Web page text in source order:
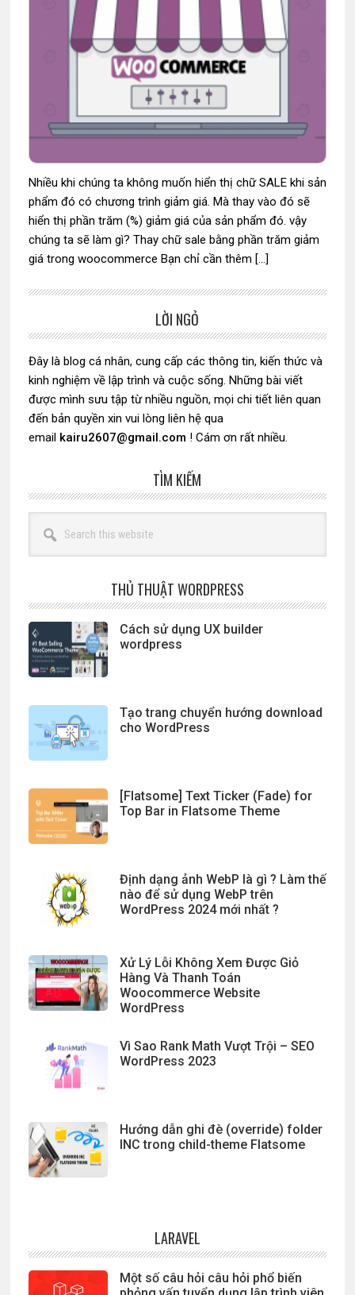
Nhiều khi chúng ta không muốn hiển thị chữ SALE khi sản
phẩm đó có chương trình giảm giá. Mà thay vào đó sẽ
hiển thị phần trăm (%) giảm giá của sản phẩm đó. vậy
chúng ta sẽ làm gì? Thay chữ sale bằng phần trăm giảm
giá trong woocommerce Bạn chỉ cần thêm […]
chính
LỜI NGỎ
Đây là blog cá nhân, cung cấp các thông tin, kiến thức và
kinh nghiệm về lập trình và cuộc sống. Những bài viết
được mình sưu tập từ nhiều nguồn, mọi chi tiết liên quan
đến bản quyền xin vui lòng liên hệ qua
email kairu2607@gmail.com ! Cám ơn rất nhiều.
TÌM KIẾM
this
website
THỦ THUẬT WORDPRESS
Cách sử dụng UX builder
wordpress
Tạo trang chuyển hướng download
cho WordPress
[Flatsome] Text Ticker (Fade) for
Top Bar in Flatsome Theme
Định dạng ảnh WebP là gì ? Làm thế
nào để sử dụng WebP trên
WordPress 2024 mới nhất ?
Xử Lý Lỗi Không Xem Được Giỏ
Hàng Và Thanh Toán
Woocommerce Website
WordPress
Vì Sao Rank Math Vượt Trội – SEO
WordPress 2023
Hướng dẫn ghi đè (override) folder
INC trong child-theme Flatsome
LARAVEL
Một số câu hỏi câu hỏi phổ biến